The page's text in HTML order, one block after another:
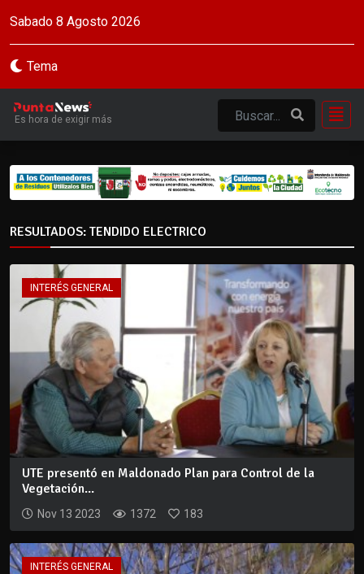
Sabado 8 Agosto 2026
Tema
Es hora de exigir más
RESULTADOS: TENDIDO ELECTRICO
INTERÉS GENERAL
UTE presentó en Maldonado Plan para Control de la
Vegetación...
Nov 13 2023 1372 183
INTERÉS GENERAL